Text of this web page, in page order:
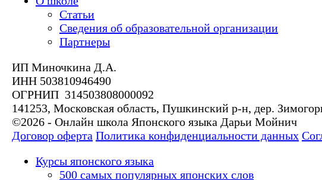
Статьи
Сведения об образовательной организации
Партнеры
ИП Миночкина Д.А.
ИНН 503810946490
ОГРНИП 314503808000092
141253, Московская область, Пушкинский р-н, дер.
©2026 - Онлайн школа Японского языка Дарьи Мойнич
Договор оферта Политика конфиденциальности данных
Курсы японского языка
500 самых популярных японских слов